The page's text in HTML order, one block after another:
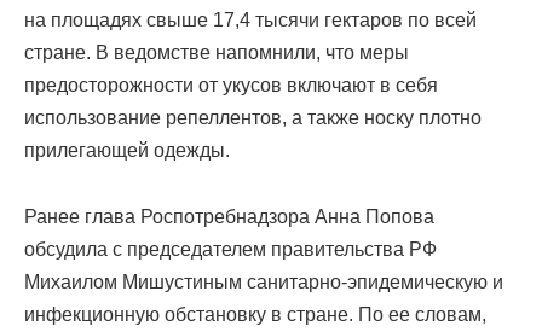
на площадях свыше 17,4 тысячи гектаров по всей
стране. В ведомстве напомнили, что меры
предосторожности от укусов включают в себя
использование репеллентов, а также носку плотно
прилегающей одежды.
Ранее глава Роспотребнадзора Анна Попова
обсудила с председателем правительства РФ
Михаилом Мишустиным санитарно-эпидемическую и
инфекционную обстановку в стране. По ее словам,